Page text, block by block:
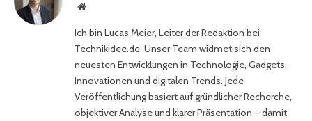
Website
Ich bin Lucas Meier, Leiter der Redaktion bei
TechnikIdee.de. Unser Team widmet sich den
neuesten Entwicklungen in Technologie, Gadgets,
Innovationen und digitalen Trends. Jede
Veröffentlichung basiert auf gründlicher Recherche,
objektiver Analyse und klarer Präsentation – damit